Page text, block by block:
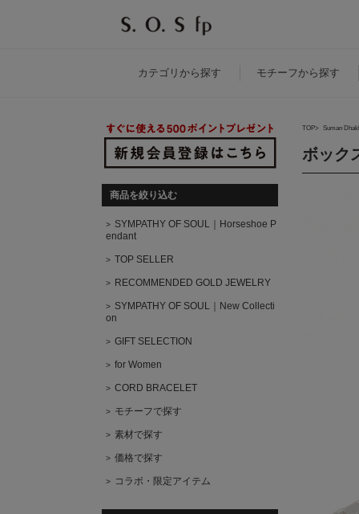
カテゴリ から探す モチーフ から探す
TOP Suman
ボック
商品を絞り込む
SYMPATHY OF SOUL｜Horseshoe P
endant
TOP SELLER
RECOMMENDED GOLD JEWELRY
SYMPATHY OF SOUL｜New Collecti
on
GIFT SELECTION
for Women
CORD BRACELET
モチーフで探す
素材で探す
価格で探す
コラボ・限定アイテム